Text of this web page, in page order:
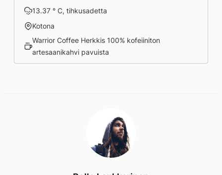
13.37 ° C, tihkusadetta
Kotona
Warrior Coffee Herkkis 100% kofeiiniton
artesaanikahvi pavuista